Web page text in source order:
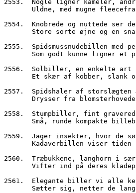
2553.  Nogle ligner kameler,
Uldne, med mugne
2554.  Knobrede og nuttede ser
Store sorte øjne og en
2555.  Spidsmussnudebillen med
Som godt kunne ligner et
2556.  Solbiller, en enkelte art
Et skær af kobber,
2557.  Spidshaler af storslægten
Drysser fra
2558.  Stumpbiller, fint
Små, runde kompakte
2559.  Jager insekter, hvor de
Kadaverbillen viser
2560.  Træbukkene, langhorn i
Vifter ind på deres
2561.  Elegante biller vi alle
Sætter sig, netter de